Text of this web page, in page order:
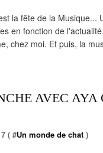
la fête de la
en fonction de
chez moi. Et puis, la
AVEC AYA
( #Un monde de chat )